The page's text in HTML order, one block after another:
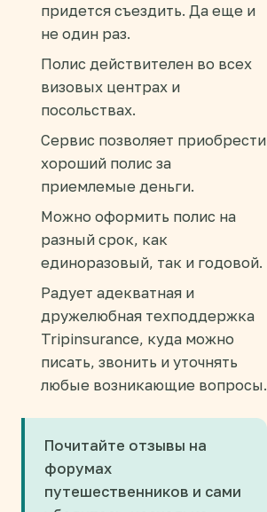
придется съездить. Да еще и
не один раз.
Полис действителен во всех
визовых центрах и
посольствах.
Сервис позволяет приобрести
хороший полис за
приемлемые деньги.
Можно оформить полис на
разный срок, как
единоразовый, так и годовой.
Радует адекватная и
дружелюбная техподдержка
Tripinsurance, куда можно
писать, звонить и уточнять
любые возникающие вопросы.
Почитайте отзывы на
форумах
путешественников и сами